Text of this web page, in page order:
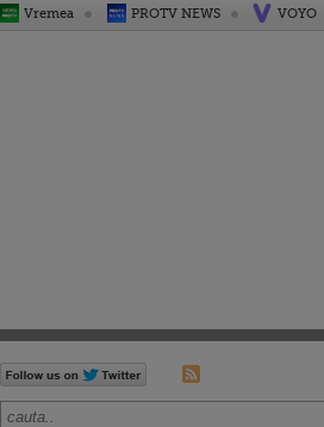
Vremea PROTV NEWS VOYO